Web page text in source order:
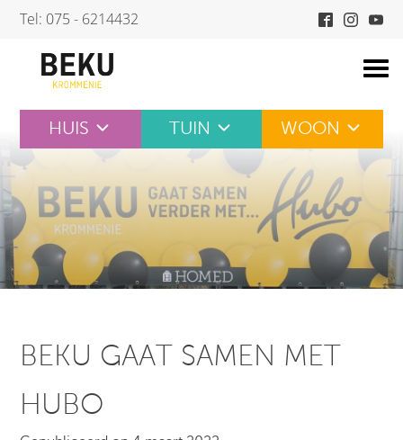
Skip
content
Tel: 075 - 6214432
HUIS TUIN WOON
BEKU GAAT SAMEN MET
HUBO